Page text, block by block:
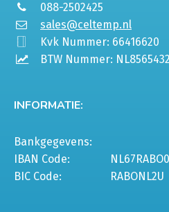
088-2502425
sales@celtemp.nl
Kvk Nummer: 66416620
BTW Nummer:
INFORMATIE:
Bankgegevens:
IBAN Code:
BIC Code:
RABONL2U